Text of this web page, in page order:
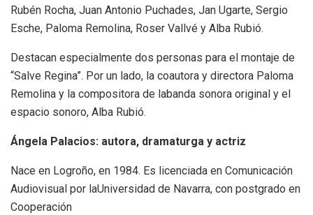
Rubén Rocha, Juan Antonio Puchades, Jan Ugarte, Sergio
Esche, Paloma Remolina, Roser Vallvé y Alba Rubió.
Destacan especialmente dos personas para el montaje de
“Salve Regina”. Por un lado, la coautora y directora Paloma
Remolina y la compositora de labanda sonora original y el
espacio sonoro, Alba Rubió.
Ángela Palacios: autora, dramaturga y actriz
Nace en Logroño, en 1984. Es licenciada en Comunicación
Audiovisual por laUniversidad de Navarra, con postgrado en
Cooperación